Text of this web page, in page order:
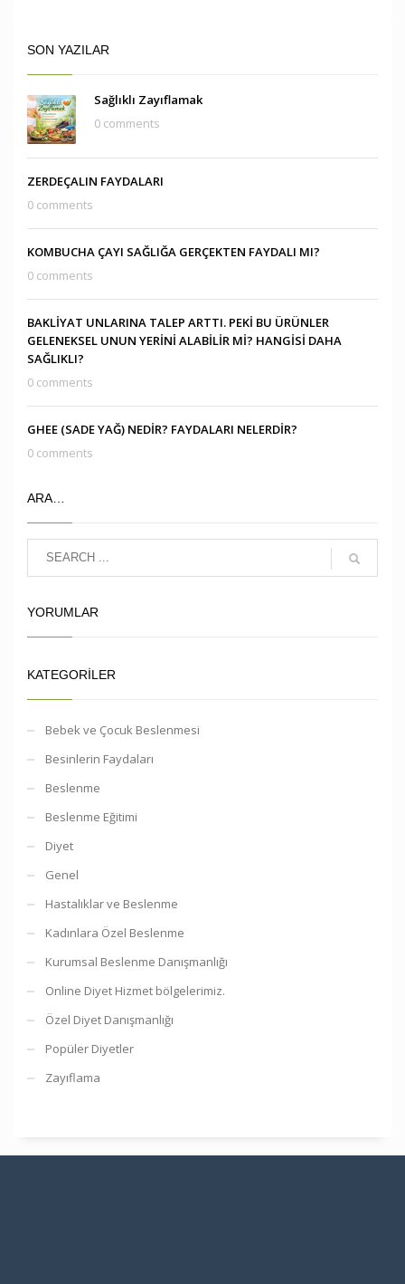
SON YAZILAR
Sağlıklı Zayıflamak
0 comments
ZERDEÇALIN FAYDALARI
0 comments
KOMBUCHA ÇAYI SAĞLIĞA GERÇEKTEN FAYDALI MI?
0 comments
BAKLİYAT UNLARINA TALEP ARTTI. PEKİ BU ÜRÜNLER
GELENEKSEL UNUN YERİNİ ALABİLİR Mİ? HANGİSİ DAHA
SAĞLIKLI?
0 comments
GHEE (SADE YAĞ) NEDİR? FAYDALARI NELERDİR?
0 comments
ARA…
YORUMLAR
KATEGORILER
Bebek ve Çocuk Beslenmesi
Besinlerin Faydaları
Beslenme
Beslenme Eğitimi
Diyet
Genel
Hastalıklar ve Beslenme
Kadınlara Özel Beslenme
Kurumsal Beslenme Danışmanlığı
Online Diyet Hizmet bölgelerimiz.
Özel Diyet Danışmanlığı
Popüler Diyetler
Zayıflama